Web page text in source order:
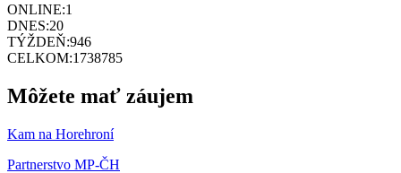
ONLINE:1
DNES:20
TÝŽDEŇ:946
CELKOM:1738785
Môžete mať záujem
Kam na Horehroní
Partnerstvo MP-ČH